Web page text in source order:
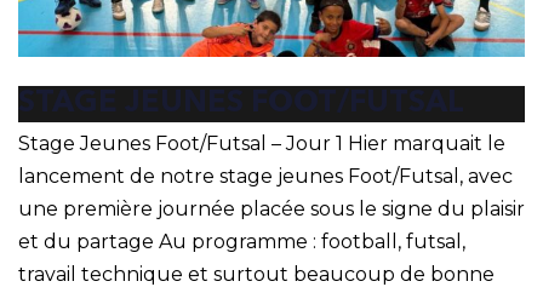
STAGE JEUNES FOOT/FUTSAL
Stage Jeunes Foot/Futsal – Jour 1 Hier marquait le
lancement de notre stage jeunes Foot/Futsal, avec
une première journée placée sous le signe du plaisir
et du partage Au programme : football, futsal,
travail technique et surtout beaucoup de bonne